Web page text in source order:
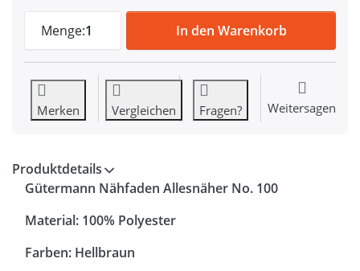
Menge:1
Gütermann Garne - Allesnäher 200m
In den Warenkorb
Merken Vergleichen Fragen? Weitersagen
Produktdetails
Gütermann Nähfaden Allesnäher No. 100
Material: 100% Polyester
Farben: Hellbraun